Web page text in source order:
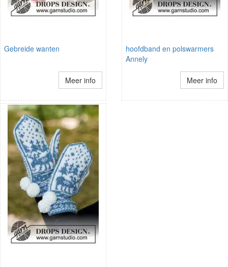
Gebreide wanten
Meer info
hoofdband en polswarmers
Annely
Meer info